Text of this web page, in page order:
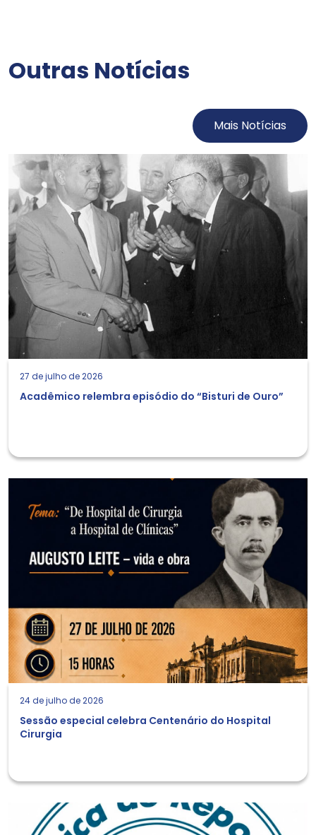
Outras Notícias
Mais Notícias
27 de julho de 2026
Acadêmico relembra episódio do “Bisturi de Ouro”
24 de julho de 2026
Sessão especial celebra Centenário do Hospital
Cirurgia